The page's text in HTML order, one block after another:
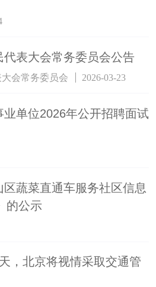
表大会常务委员会公告
会常务委员会 2026-03-23
单位2026年公开招聘面试
蔬菜直通车服务社区信息
的公示
，北京将视情采取交通管